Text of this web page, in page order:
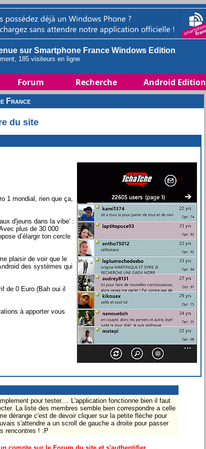
sur Smartphone France Windows Edition
185 visiteurs en ligne
Forum Recherche Android Edition
France
du site
1 mondial, rien que ça,
d'jeuns dans la vibe' :
plus de 30 000
d’élargir ton cercle
plaisir de voir que le
des systèmes qui
de 0 Euro (Bah oui il
à apporter vous
pour tester.... L'application fonctionne bien il faut
La liste des membres semble bien correspondre a celle
dérange c'est de devoir cliquer sur la petite flèche pour
s'attendre a un scroll de gauche a droite pour passer
rencontres ! :P